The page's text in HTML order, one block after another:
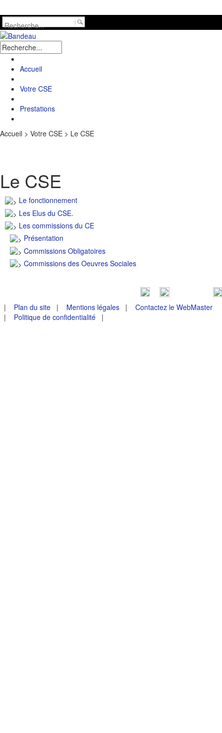
Accueil
Votre CSE
Prestations
Accueil > Votre CSE > Le CSE
Le CSE
Le fonctionnement
Les Elus du CSE.
Les commissions du CE
Présentation
Commissions Obligatoires
Commissions des Oeuvres Sociales
| Plan du site | Mentions légales |
Contactez le WebMaster
|
Politique de confidentialité |